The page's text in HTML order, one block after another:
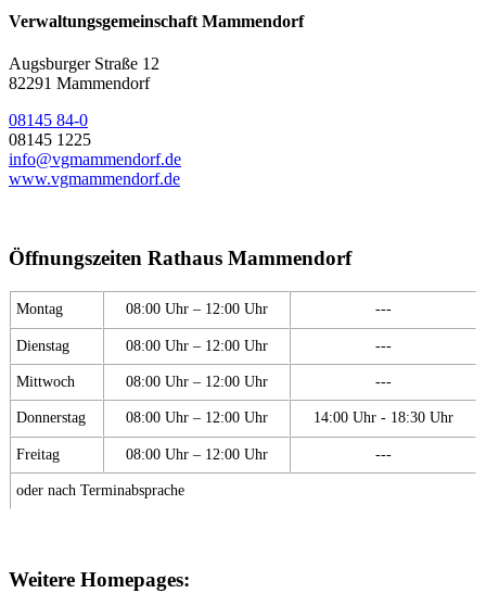
Verwaltungsgemeinschaft Mammendorf
Augsburger Straße 12
82291 Mammendorf
08145 84-0
08145 1225
info@vgmammendorf.de
www.vgmammendorf.de
Öffnungszeiten Rathaus Mammendorf
Montag 08:00 Uhr – 12:00 Uhr ---
Dienstag 08:00 Uhr – 12:00 Uhr ---
Mittwoch 08:00 Uhr – 12:00 Uhr ---
Donnerstag 08:00 Uhr – 12:00 Uhr 14:00 Uhr - 18:30 Uhr
Freitag 08:00 Uhr – 12:00 Uhr ---
oder nach Terminabsprache
Weitere Homepages: